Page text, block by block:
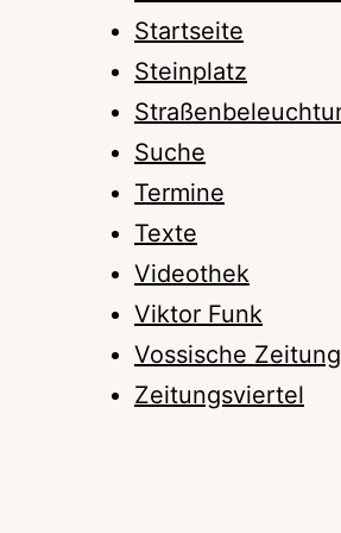
Startseite
Steinplatz
Suche
Termine
Texte
Videothek
Viktor Funk
Vossische Zeitung
Zeitungsviertel